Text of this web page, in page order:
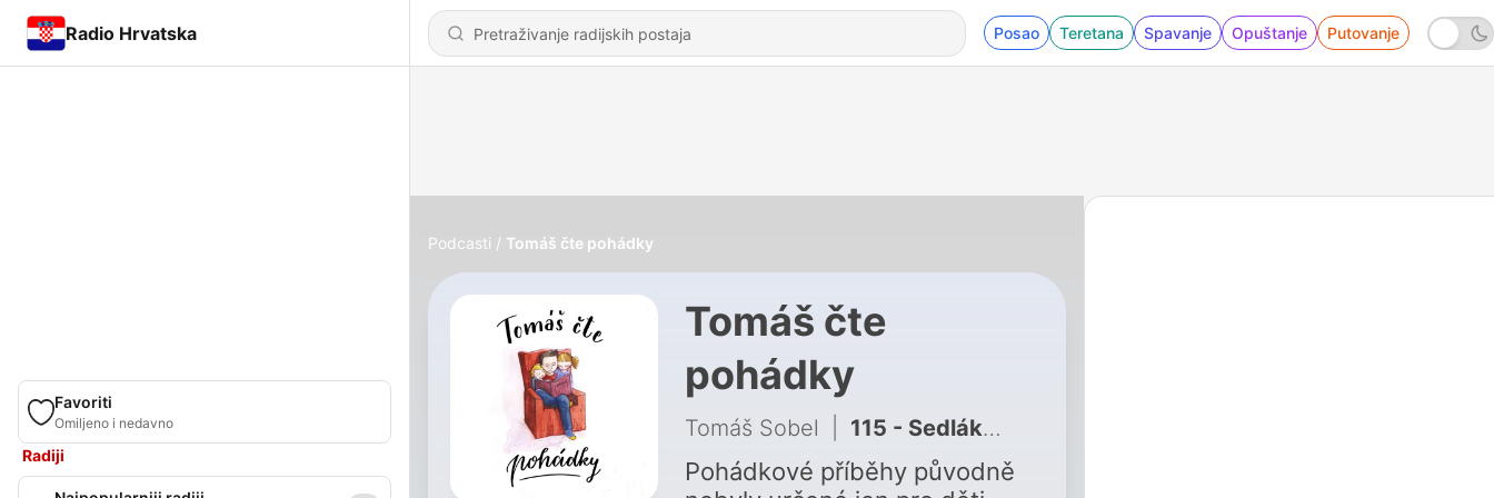
Radio Hrvatska Posao Teretana Spavanje Opuštanje Putovanje
Favoriti
Omiljeno i nedavno
Radiji
Podcasti Tomáš čte pohádky
Tomáš čte
pohádky
Tomáš Sobel 115 - Sedlák pán, Václav Tille (zastaralá slova)
Pohádkové příběhy původně